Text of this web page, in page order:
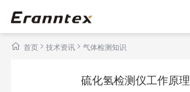
首页> 技术资讯 > 气体检测知识
硫化氢检测仪工作原理